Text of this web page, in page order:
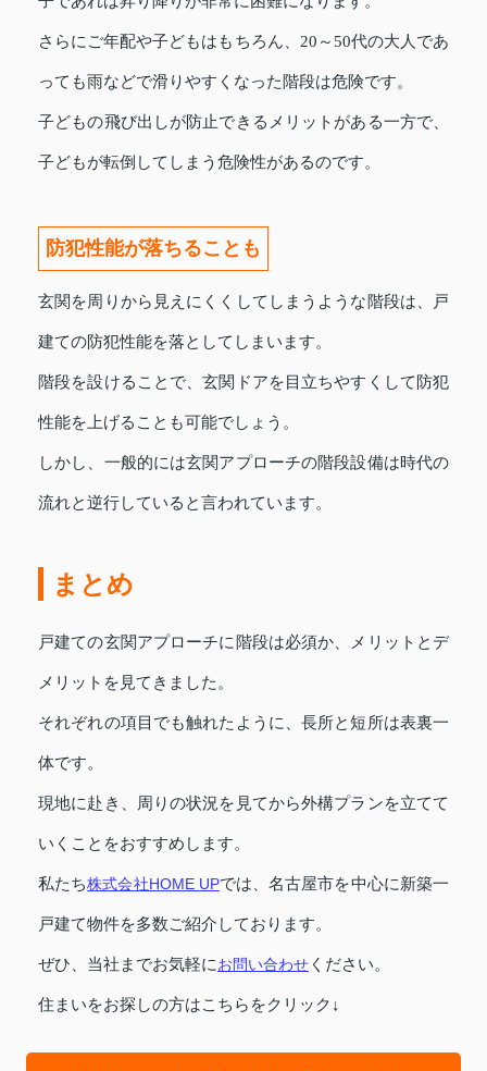
さらにご年配や子どもはもちろん、20～50代の大人であ
っても雨などで滑りやすくなった階段は危険です。
子どもの飛び出しが防止できるメリットがある一方で、
子どもが転倒してしまう危険性があるのです。
防犯性能が落ちることも
玄関を周りから見えにくくしてしまうような階段は、戸
建ての防犯性能を落としてしまいます。
階段を設けることで、玄関ドアを目立ちやすくして防犯
性能を上げることも可能でしょう。
しかし、一般的には玄関アプローチの階段設備は時代の
流れと逆行していると言われています。
まとめ
戸建ての玄関アプローチに階段は必須か、メリットとデ
メリットを見てきました。
それぞれの項目でも触れたように、長所と短所は表裏一
体です。
現地に赴き、周りの状況を見てから外構プランを立てて
いくことをおすすめします。
私たち株式会社HOME UPでは、名古屋市を中心に新築一
戸建て物件を多数ご紹介しております。
ぜひ、当社までお気軽にお問い合わせ ください。
住まいをお探しの方はこちらをクリック↓